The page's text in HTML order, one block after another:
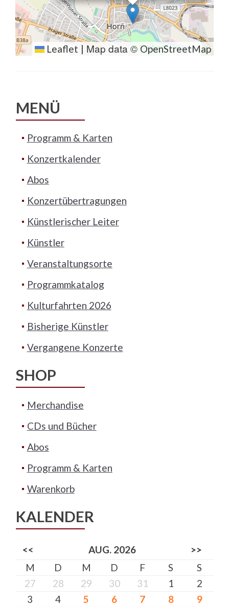
Leaflet | Map data ©OpenStreetMap
MENÜ
Programm & Karten
Konzertkalender
Abos
Konzertübertragungen
Künstlerischer Leiter
Künstler
Veranstaltungsorte
Programmkatalog
Kulturfahrten 2026
Bisherige Künstler
Vergangene Konzerte
SHOP
Merchandise
CDs und Bücher
Abos
Programm & Karten
Warenkorb
KALENDER
<< AUG. 2026
>>
M
D M D F S
S
27
28 29 30 31 1
2
3
4 5 6 7 8
9